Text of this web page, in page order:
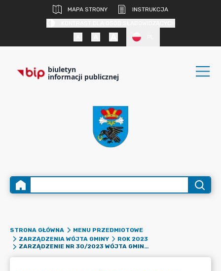
MAPA STRONY
INSTRUKCJA
biuletyn
informacji publicznej
STRONA GŁÓWNA
MENU PRZEDMIOTOWE
ZARZĄDZENIA WÓJTA GMINY
ROK 2023
ZARZĄDZENIE NR 30/2023 WÓJTA GMINY RADZIEJOWICE Z DNIA 24 KWIETNIA 2023 R. W SPRAWIE OGŁOSZENIA W BIULETYNIE INFORMACJI PUBLICZNEJ AKTUALIZACJI PODSTAWOWEJ KWOTY DOTACJI I STATYSTYCZNEJ LICZBY UCZNIÓW, DZIECI OBJĘTYCH WCZESNYM WSPOMAGANIEM ROZWOJU, WYCHOWANKÓW LUB UCZESTNIKÓW ZAJĘĆ REWALIDACYJNO-WYCHOWAWCZYCH NA ROK 2023